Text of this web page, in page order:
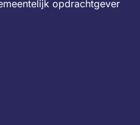
opdrachtgever